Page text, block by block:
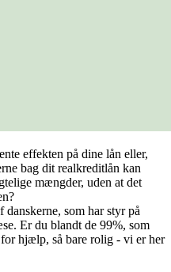
effekten på dine lån eller,
bag dit realkreditlån kan
mængder, uden at det
som har styr på
Er du blandt de 99%, som
hjælp, så bare rolig - vi er her